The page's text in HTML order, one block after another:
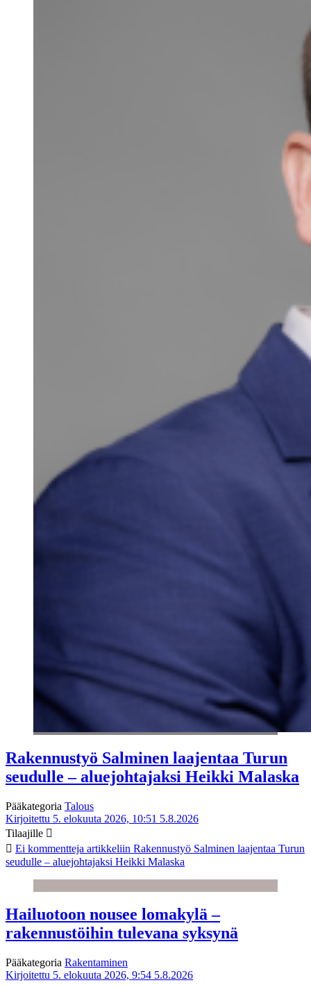
Rakennustyö Salminen laajentaa Turun
seudulle – aluejohtajaksi Heikki Malaska
Pääkategoria Talous
Kirjoitettu 5. elokuuta 2026, 10:51 5.8.2026
Tilaajille
Ei kommentteja artikkeliin Rakennustyö Salminen laajentaa Turun
seudulle – aluejohtajaksi Heikki Malaska
Hailuotoon nousee lomakylä –
rakennustöihin tulevana syksynä
Pääkategoria Rakentaminen
Kirjoitettu 5. elokuuta 2026, 9:54 5.8.2026